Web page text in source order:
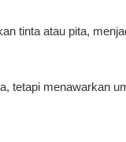
tinta atau pita,
tetapi menawarkan